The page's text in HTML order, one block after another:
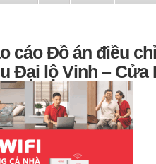
cáo Đồ án điều
Đại lộ Vinh – Cửa